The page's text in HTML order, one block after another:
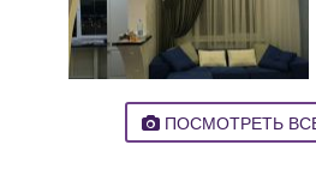
ПОСМОТРЕТЬ